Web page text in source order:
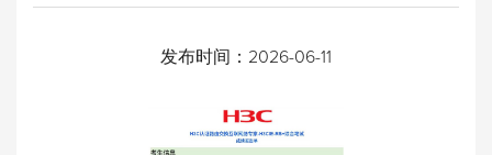
发布时间： 2026-06-11